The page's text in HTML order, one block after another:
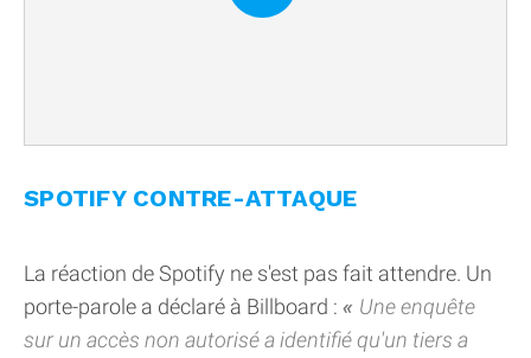
SPOTIFY CONTRE-ATTAQUE
La réaction de Spotify ne s'est pas fait attendre. Un
porte-parole a déclaré à Billboard :
Une enquête
sur un accès non autorisé a identifié qu'un tiers a